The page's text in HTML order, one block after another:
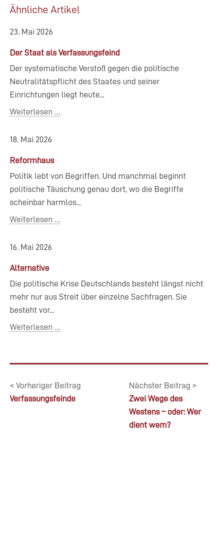
Ähnliche Artikel
23. Mai 2026
Der Staat als Verfassungsfeind
Der systematische Verstoß gegen die politische
Neutralitätspflicht des Staates und seiner
Einrichtungen liegt heute...
Weiterlesen …
18. Mai 2026
Reformhaus
Politik lebt von Begriffen. Und manchmal beginnt
politische Täuschung genau dort, wo die Begriffe
scheinbar harmlos...
Weiterlesen …
16. Mai 2026
Alternative
Die politische Krise Deutschlands besteht längst nicht
mehr nur aus Streit über einzelne Sachfragen. Sie
besteht vor...
Weiterlesen …
< Vorheriger Beitrag
Verfassungsfeinde
Nächster Beitrag >
Zwei Wege des
Westens – oder: Wer
dient wem?